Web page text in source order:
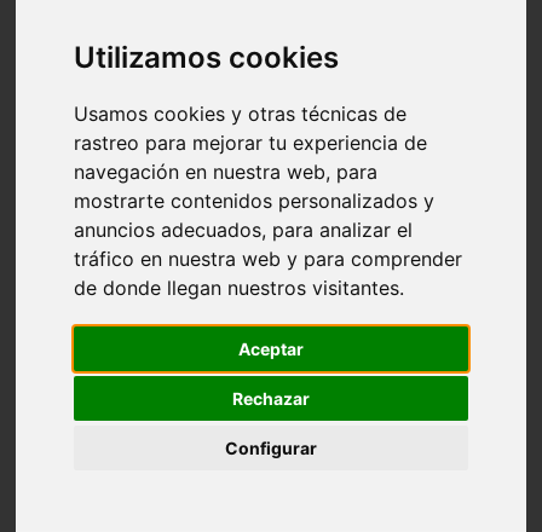
Utilizamos cookies
Usamos cookies y otras técnicas de
rastreo para mejorar tu experiencia de
navegación en nuestra web, para
mostrarte contenidos personalizados y
anuncios adecuados, para analizar el
tráfico en nuestra web y para comprender
de donde llegan nuestros visitantes.
Aceptar
Rechazar
Configurar
Valencia - chiva
Murcia - calasparra
Valencia - sagunt
Asturias - ribadesella
Castellón - benicàssim
Alicante - el-campello
Cádiz - rota
Madrid - las-rozas-de-madrid
Ciudad-real - ciudad-real
Madrid - tres-cantos
Las-palmas - yaiza
Alicante - elx